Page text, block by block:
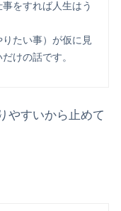
をすれば人生はう
たい事）が仮に見
けの話です。
やすいから止めて